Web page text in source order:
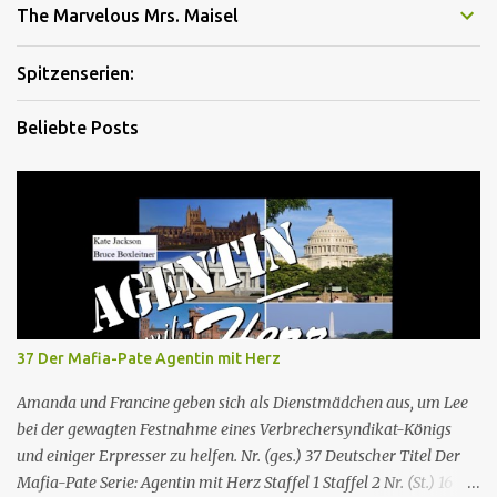
The Marvelous Mrs. Maisel
Spitzenserien:
Beliebte Posts
37 Der Mafia-Pate Agentin mit Herz
Amanda und Francine geben sich als Dienstmädchen aus, um Lee
bei der gewagten Festnahme eines Verbrechersyndikat-Königs
und einiger Erpresser zu helfen. Nr. (ges.) 37 Deutscher Titel Der
Mafia-Pate Serie: Agentin mit Herz Staffel 1 Staffel 2 Nr. (St.) 16